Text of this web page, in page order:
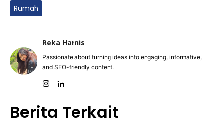
Rumah
Reka Harnis
Passionate about turning ideas into engaging, informative,
and SEO-friendly content.
Berita Terkait